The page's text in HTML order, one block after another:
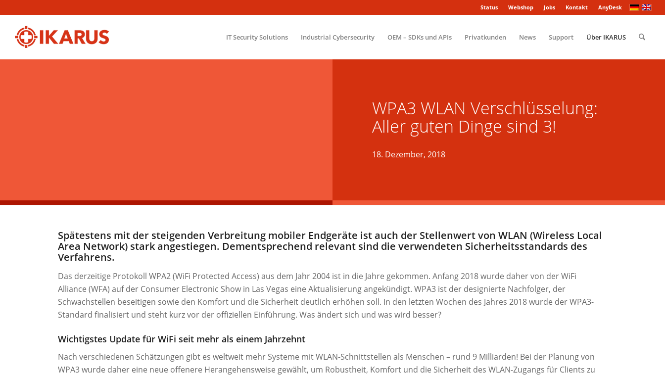
Status Webshop Jobs Kontakt AnyDesk
IT Security Solutions Industrial Cybersecurity OEM – SDKs und APIs Privatkunden News Support Über IKARUS
WPA3 WLAN Verschlüsselung:
Aller guten Dinge sind 3!
18. Dezember, 2018
Spätestens mit der steigenden Verbreitung mobiler Endgeräte ist auch der Stellenwert von WLAN (Wireless Local
Area Network) stark angestiegen. Dementsprechend relevant sind die verwendeten Sicherheitsstandards des
Verfahrens.
Das derzeitige Protokoll WPA2 (WiFi Protected Access) aus dem Jahr 2004 ist in die Jahre gekommen. Anfang 2018 wurde daher von der WiFi
Alliance (WFA) auf der Consumer Electronic Show in Las Vegas eine Aktualisierung angekündigt. WPA3 ist der designierte Nachfolger, der
Schwachstellen beseitigen sowie den Komfort und die Sicherheit deutlich erhöhen soll. In den letzten Wochen des Jahres 2018 wurde der WPA3-
Standard finalisiert und steht kurz vor der offiziellen Einführung. Was ändert sich und was wird besser?
Wichtigstes Update für WiFi seit mehr als einem Jahrzehnt
Nach verschiedenen Schätzungen gibt es weltweit mehr Systeme mit WLAN-Schnittstellen als Menschen – rund 9 Milliarden! Bei der Planung von
WPA3 wurde daher eine neue offenere Herangehensweise gewählt, um Robustheit, Komfort und die Sicherheit des WLAN-Zugangs für Clients zu